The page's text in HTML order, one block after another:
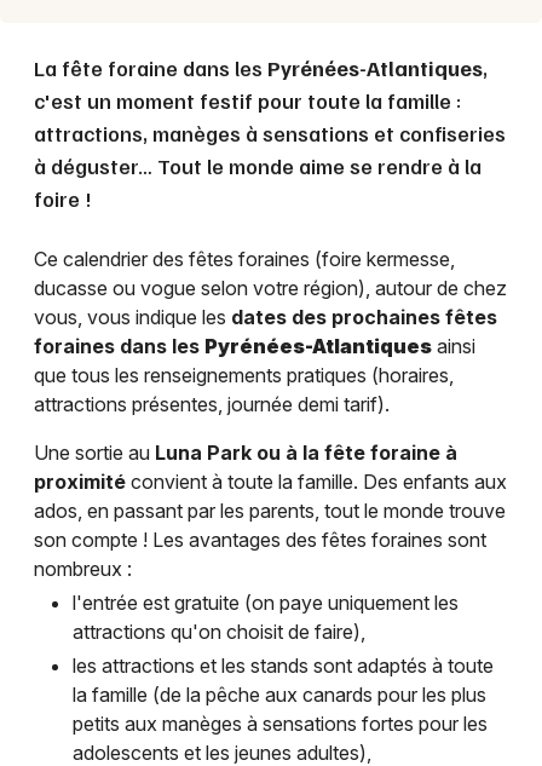
La fête foraine dans les Pyrénées-Atlantiques,
c'est un moment festif pour toute la famille :
attractions, manèges à sensations et confiseries
à déguster… Tout le monde aime se rendre à la
foire !
Ce calendrier des fêtes foraines (foire kermesse,
ducasse ou vogue selon votre région), autour de chez
vous, vous indique les dates des prochaines fêtes
foraines dans les Pyrénées-Atlantiques ainsi
que tous les renseignements pratiques (horaires,
attractions présentes, journée demi tarif).
Une sortie au Luna Park ou à la fête foraine à
proximité convient à toute la famille. Des enfants aux
ados, en passant par les parents, tout le monde trouve
son compte ! Les avantages des fêtes foraines sont
nombreux :
l'entrée est gratuite (on paye uniquement les
attractions qu'on choisit de faire),
les attractions et les stands sont adaptés à toute
la famille (de la pêche aux canards pour les plus
petits aux manèges à sensations fortes pour les
adolescents et les jeunes adultes),